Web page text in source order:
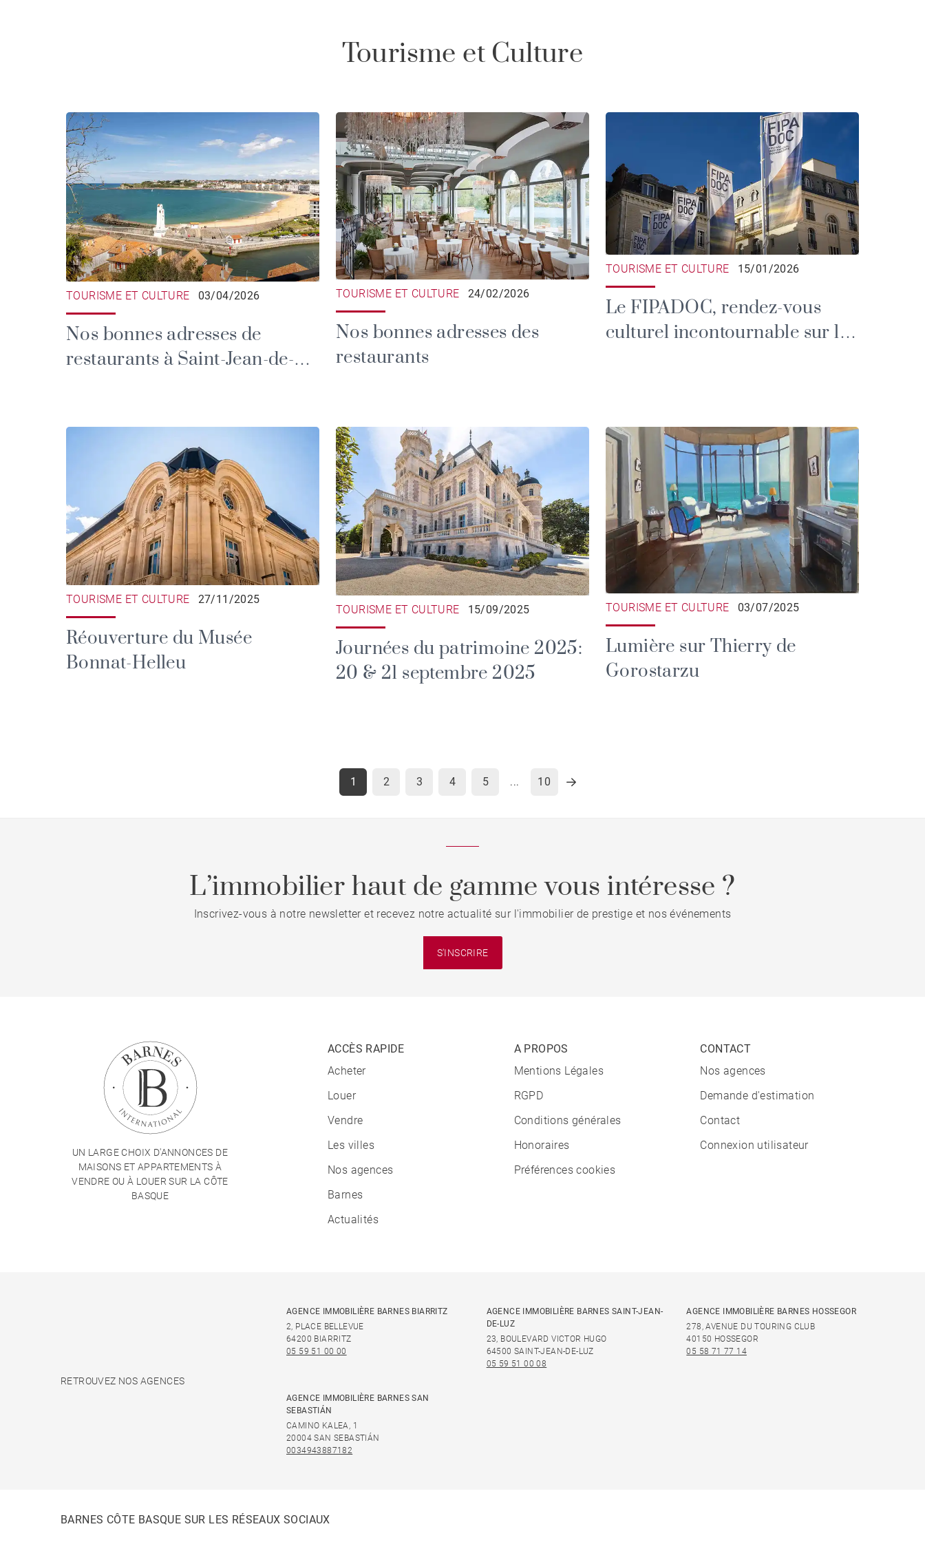
Tourisme et Culture
TOURISME ET CULTURE 03/04/2026
Nos bonnes adresses de
restaurants à Saint-Jean-de-
TOURISME ET CULTURE 24/02/2026
Nos bonnes adresses des
restaurants
TOURISME ET CULTURE 15/01/2026
Le FIPADOC, rendez-vous
culturel incontournable sur la
TOURISME ET CULTURE 27/11/2025
Réouverture du Musée
Bonnat-Helleu
TOURISME ET CULTURE 15/09/2025
Journées du patrimoine 2025:
20 & 21 septembre 2025
TOURISME ET CULTURE 03/07/2025
Lumière sur Thierry de
Gorostarzu
1 2 3 4 5 ... 10
L’immobilier haut de gamme vous intéresse ?
Inscrivez-vous à notre newsletter et recevez notre actualité sur l'immobilier de prestige et nos événements
S'INSCRIRE
UN LARGE CHOIX D'ANNONCES DE
MAISONS ET APPARTEMENTS À
VENDRE OU À LOUER SUR LA CÔTE
BASQUE
ACCÈS RAPIDE
Acheter
Louer
Vendre
Les villes
Nos agences
Barnes
Actualités
A PROPOS
Mentions Légales
RGPD
Conditions générales
Honoraires
Préférences cookies
CONTACT
Nos agences
Demande d'estimation
Contact
Connexion utilisateur
RETROUVEZ NOS AGENCES
AGENCE IMMOBILIÈRE BARNES BIARRITZ
2, PLACE BELLEVUE
64200 BIARRITZ
05 59 51 00 00
AGENCE IMMOBILIÈRE BARNES SAINT-JEAN-
DE-LUZ
23, BOULEVARD VICTOR HUGO
64500 SAINT-JEAN-DE-LUZ
05 59 51 00 08
AGENCE IMMOBILIÈRE BARNES HOSSEGOR
278, AVENUE DU TOURING CLUB
40150 HOSSEGOR
05 58 71 77 14
AGENCE IMMOBILIÈRE BARNES SAN
SEBASTIÁN
CAMINO KALEA, 1
20004 SAN SEBASTIÁN
0034943887182
BARNES CÔTE BASQUE SUR LES RÉSEAUX SOCIAUX